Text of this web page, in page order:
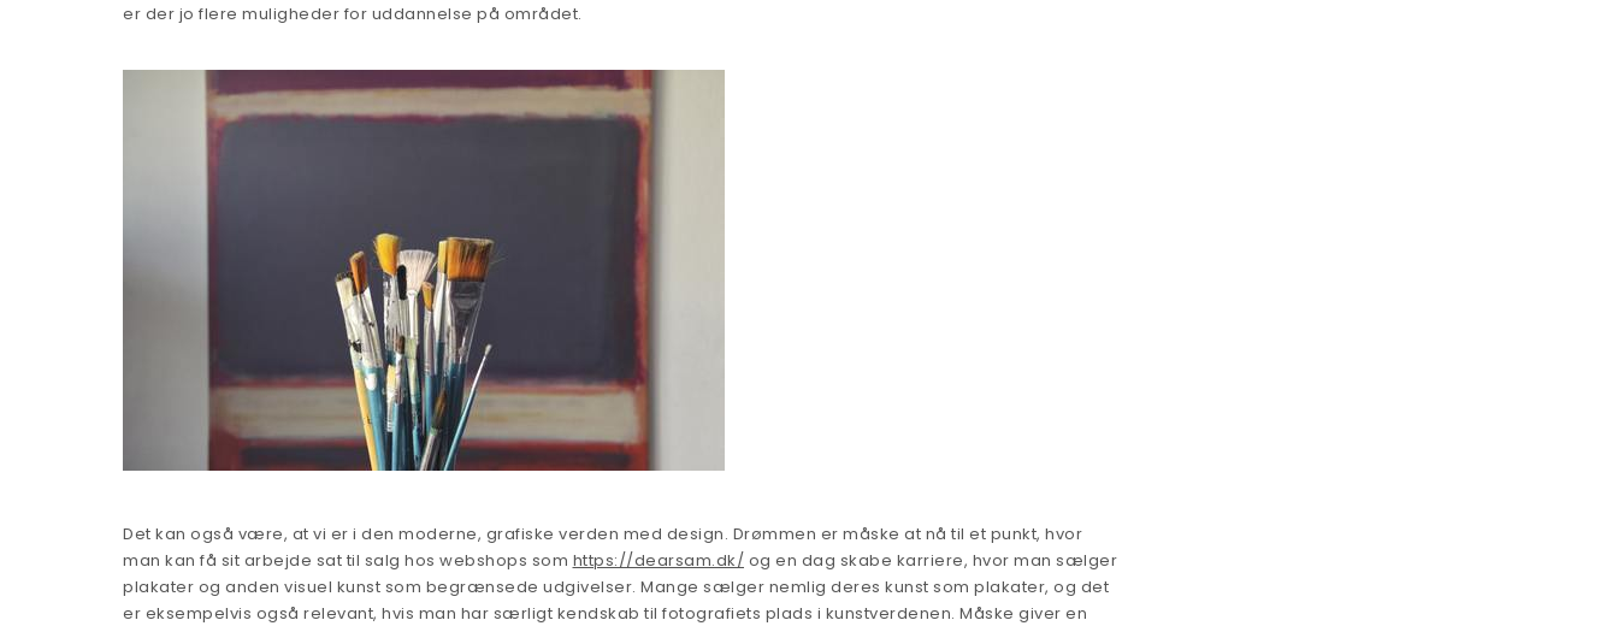
er der jo flere muligheder for uddannelse på området.
Det kan også være, at vi er i den moderne, grafiske verden med design. Drømmen er måske at nå til et punkt, hvor
man kan få sit arbejde sat til salg hos webshops som https://dearsam.dk/ og en dag skabe karriere, hvor man sælger
plakater og anden visuel kunst som begrænsede udgivelser. Mange sælger nemlig deres kunst som plakater, og det
er eksempelvis også relevant, hvis man har særligt kendskab til fotografiets plads i kunstverdenen. Måske giver en